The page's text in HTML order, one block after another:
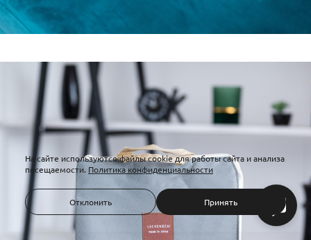
На сайте используются файлы cookie для работы сайта и анализа
посещаемости. Политика конфиденциальности
Отклонить Принять